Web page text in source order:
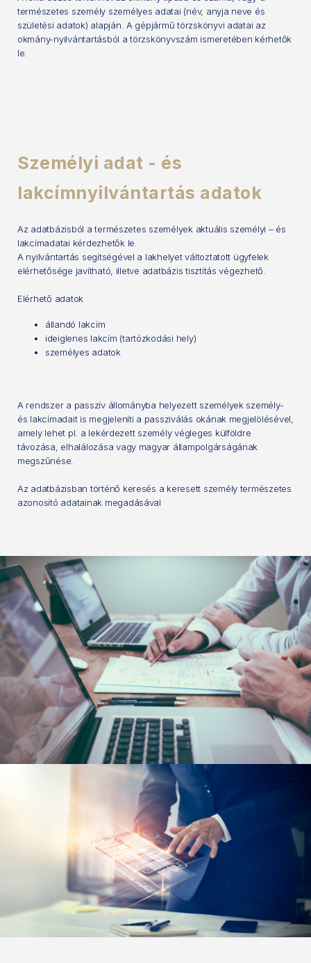
természetes személy személyes adatai (név, anyja neve és
születési adatok) alapján. A gépjármű törzskönyvi adatai az
okmány-nyilvántartásból a törzskönyvszám ismeretében kérhetők
le.
Személyi adat - és
lakcímnyilvántartás adatok
Az adatbázisból a természetes személyek aktuális személyi – és
lakcímadatai kérdezhetők le.
A nyilvántartás segítségével a lakhelyet változtatott ügyfelek
elérhetősége javítható, illetve adatbázis tisztítás végezhető.
Elérhető adatok
állandó lakcím
ideiglenes lakcím (tartózkodási hely)
személyes adatok
A rendszer a passzív állományba helyezett személyek személy-
és lakcímadait is megjeleníti a passziválás okának megjelölésével,
amely lehet pl. a lekérdezett személy végleges külföldre
távozása, elhalálozása vagy magyar állampolgárságának
megszűnése.
Az adatbázisban történő keresés a keresett személy természetes
azonosító adatainak megadásával